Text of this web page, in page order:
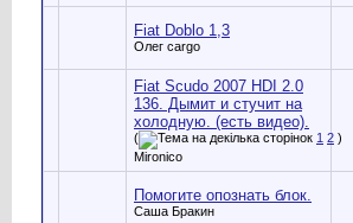
Fiat Doblo 1,3
Олег cargo
Fiat Scudo 2007 HDI 2.0
136. Дымит и стучит на
холодную. (есть видео).
( 1 2 )
Mironico
Помогите опознать блок.
Саша Бракин